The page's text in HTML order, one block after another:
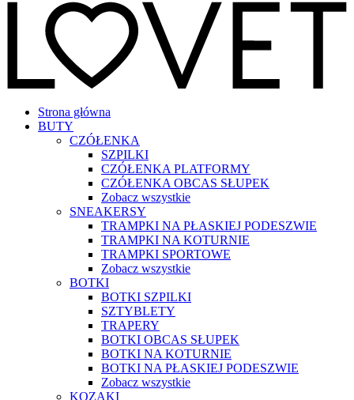
Strona główna
BUTY
CZÓŁENKA
SZPILKI
CZÓŁENKA PLATFORMY
CZÓŁENKA OBCAS SŁUPEK
Zobacz wszystkie
SNEAKERSY
TRAMPKI NA PŁASKIEJ PODESZWIE
TRAMPKI NA KOTURNIE
TRAMPKI SPORTOWE
Zobacz wszystkie
BOTKI
BOTKI SZPILKI
SZTYBLETY
TRAPERY
BOTKI OBCAS SŁUPEK
BOTKI NA KOTURNIE
BOTKI NA PŁASKIEJ PODESZWIE
Zobacz wszystkie
KOZAKI